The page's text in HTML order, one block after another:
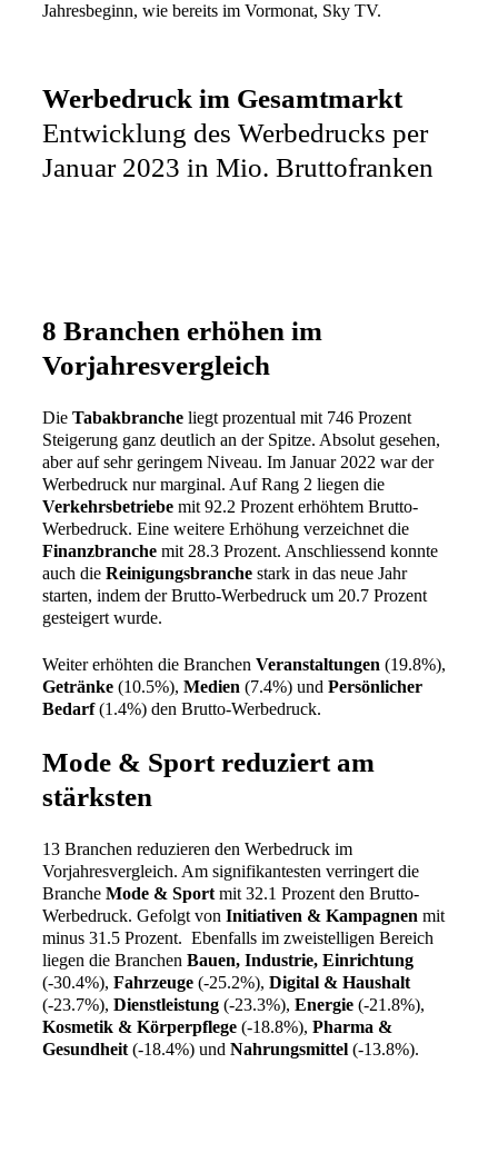
Jahresbeginn, wie bereits im Vormonat, Sky TV.
Werbedruck im Gesamtmarkt
Entwicklung des Werbedrucks per
Januar 2023 in Mio. Bruttofranken
8 Branchen erhöhen im
Vorjahresvergleich
Die Tabakbranche liegt prozentual mit 746 Prozent
Steigerung ganz deutlich an der Spitze. Absolut gesehen,
aber auf sehr geringem Niveau. Im Januar 2022 war der
Werbedruck nur marginal. Auf Rang 2 liegen die
Verkehrsbetriebe mit 92.2 Prozent erhöhtem Brutto-
Werbedruck. Eine weitere Erhöhung verzeichnet die
Finanzbranche mit 28.3 Prozent. Anschliessend konnte
auch die Reinigungsbranche stark in das neue Jahr
starten, indem der Brutto-Werbedruck um 20.7 Prozent
gesteigert wurde.
Weiter erhöhten die Branchen Veranstaltungen (19.8%),
Getränke (10.5%), Medien (7.4%) und Persönlicher
Bedarf(1.4%) den Brutto-Werbedruck.
Mode & Sport reduziert am
stärksten
13 Branchen reduzieren den Werbedruck im
Vorjahresvergleich. Am signifikantesten verringert die
Branche Mode & Sport mit 32.1 Prozent den Brutto-
Werbedruck. Gefolgt von Initiativen & Kampagnen mit
minus 31.5 Prozent. Ebenfalls im zweistelligen Bereich
liegen die Branchen Bauen, Industrie, Einrichtung
(-30.4%), Fahrzeuge (-25.2%), Digital & Haushalt
(-23.7%), Dienstleistung (-23.3%), Energie (-21.8%),
Kosmetik & Körperpflege (-18.8%), Pharma &
Gesundheit (-18.4%) und Nahrungsmittel (-13.8%).